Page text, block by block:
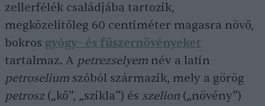
zellerfélék családjába tartozik,
megközelítőleg 60 centiméter magasra növő,
bokros gyógy- és fűszernövényeket
tartalmaz. A petrezselyem név a latin
petroselium szóból származik, mely a görög
petrosz („kő”, „szikla”) és szelion („növény”)